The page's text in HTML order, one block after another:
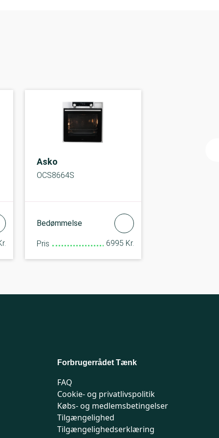
Asko
OCS8664S
Bedømmelse
Pris 6995 Kr.
Forbrugerrådet Tænk
FAQ
Cookie- og privatlivspolitik
Købs- og medlemsbetingelser
Tilgængelighed
Tilgængelighedserklæring